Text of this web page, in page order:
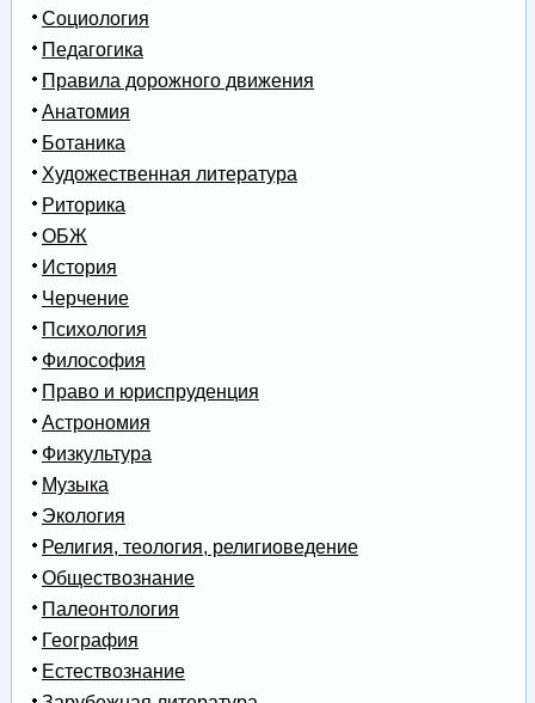
Социология
Педагогика
Правила дорожного движения
Анатомия
Ботаника
Художественная литература
Риторика
ОБЖ
История
Черчение
Психология
Философия
Право и юриспруденция
Астрономия
Физкультура
Музыка
Экология
Религия, теология, религиоведение
Обществознание
Палеонтология
География
Естествознание